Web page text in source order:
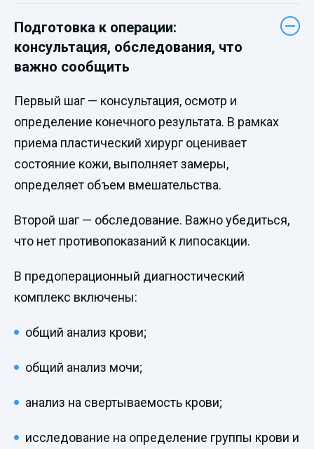
Подготовка к операции:
консультация, обследования, что
важно сообщить
Первый шаг — консультация, осмотр и
определение конечного результата. В рамках
приема пластический хирург оценивает
состояние кожи, выполняет замеры,
определяет объем вмешательства.
Второй шаг — обследование. Важно убедиться,
что нет противопоказаний к липосакции.
В предоперационный диагностический
комплекс включены:
общий анализ крови;
общий анализ мочи;
анализ на свертываемость крови;
исследование на определение группы крови и